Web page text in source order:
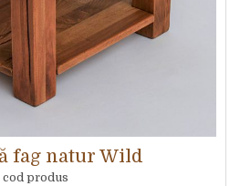
fag natur Wild
cod produs